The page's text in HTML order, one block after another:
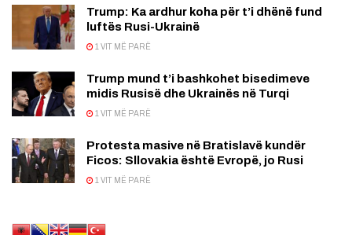
Trump: Ka ardhur koha për t’i dhënë fund
luftës Rusi-Ukrainë
1 VIT MË PARË
Trump mund t’i bashkohet bisedimeve
midis Rusisë dhe Ukrainës në Turqi
1 VIT MË PARË
Protesta masive në Bratislavë kundër
Ficos: Sllovakia është Evropë, jo Rusi
1 VIT MË PARË